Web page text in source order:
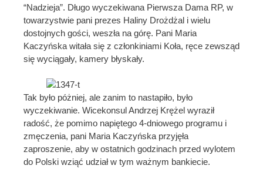
“Nadzieja”. Długo wyczekiwana Pierwsza Dama RP, w
towarzystwie pani prezes Haliny Drożdżal i wielu
dostojnych gości, weszła na górę. Pani Maria
Kaczyńska witała się z członkiniami Koła, ręce zewsząd
się wyciągały, kamery błyskały.
Tak było póżniej, ale zanim to nastapiło, było
wyczekiwanie. Wicekonsul Andrzej Krężel wyraził
radość, że pomimo napiętego 4-dniowego programu i
zmęczenia, pani Maria Kaczyńska przyjęła
zaproszenie, aby w ostatnich godzinach przed wylotem
do Polski wziąć udział w tym ważnym bankiecie.